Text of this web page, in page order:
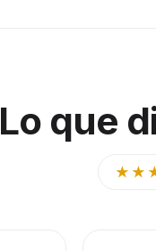
Lo que